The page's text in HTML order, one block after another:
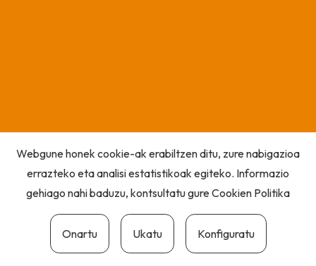
Webgune honek cookie-ak erabiltzen ditu, zure nabigazioa
errazteko eta analisi estatistikoak egiteko. Informazio
gehiago nahi baduzu, kontsultatu gureCookien Politika
Onartu Ukatu Konfiguratu